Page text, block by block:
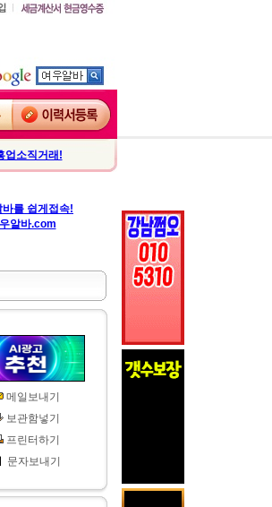
업소직거래!
바를 쉽게접속!
알바.com
메일보내기
보관함넣기
프린터하기
문자보내기